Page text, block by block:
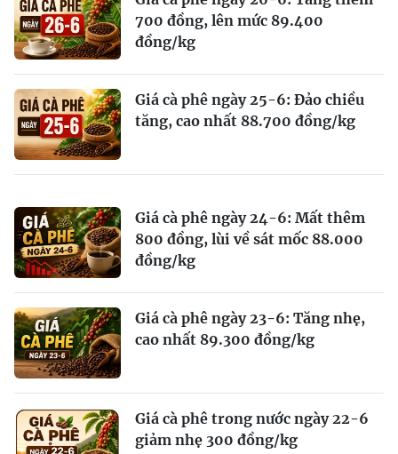
700 đồng, lên mức 89.400
đồng/kg
Giá cà phê ngày 25-6: Đảo chiều
tăng, cao nhất 88.700 đồng/kg
Giá cà phê ngày 24-6: Mất thêm
800 đồng, lùi về sát mốc 88.000
đồng/kg
Giá cà phê ngày 23-6: Tăng nhẹ,
cao nhất 89.300 đồng/kg
Giá cà phê trong nước ngày 22-6
giảm nhẹ 300 đồng/kg